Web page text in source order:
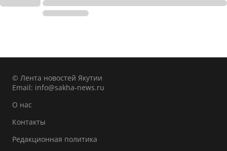
© Лента новостей Якутии
Email: info@sakha-news.ru
О нас
Контакты
Редакционная политика